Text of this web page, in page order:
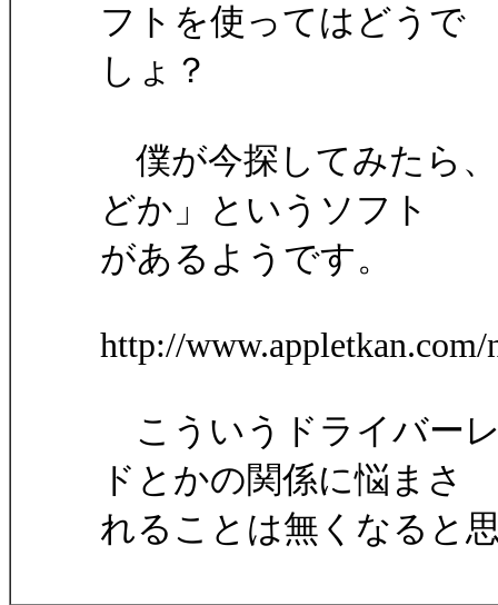
フトを使ってはどうで
しょ？
僕が今探してみたら
どか」というソフト
があるようです。
http://www.appletkan.com/
こういうドライバー
ドとかの関係に悩まさ
れることは無くなると